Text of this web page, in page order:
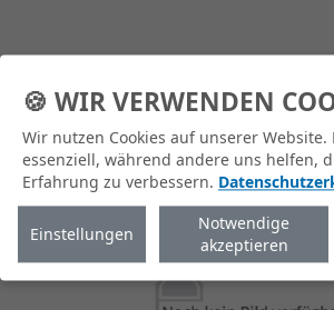
zum Shop
🍪 WIR VERWENDEN
Wir nutzen Cookies auf unserer
essenziell, während andere uns helfen,
Erfahrung zu verbessern.
Einstellungen
Notwendige
akzeptieren